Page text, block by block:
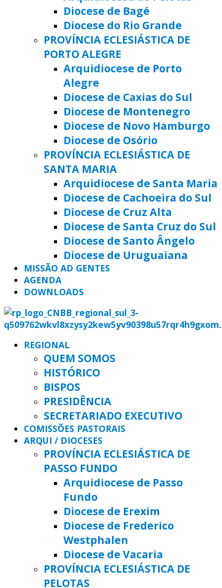
Diocese de Bagé
Diocese do Rio Grande
PROVÍNCIA ECLESIÁSTICA DE
PORTO ALEGRE
Arquidiocese de Porto
Alegre
Diocese de Caxias do Sul
Diocese de Montenegro
Diocese de Novo Hamburgo
Diocese de Osório
PROVÍNCIA ECLESIÁSTICA DE
SANTA MARIA
Arquidiocese de Santa Maria
Diocese de Cachoeira do Sul
Diocese de Cruz Alta
Diocese de Santa Cruz do Sul
Diocese de Santo Ângelo
Diocese de Uruguaiana
MISSÃO AD GENTES
AGENDA
DOWNLOADS
REGIONAL
QUEM SOMOS
HISTÓRICO
BISPOS
PRESIDÊNCIA
SECRETARIADO EXECUTIVO
COMISSÕES PASTORAIS
ARQUI / DIOCESES
PROVÍNCIA ECLESIÁSTICA DE
PASSO FUNDO
Arquidiocese de Passo
Fundo
Diocese de Erexim
Diocese de Frederico
Westphalen
Diocese de Vacaria
PROVÍNCIA ECLESIÁSTICA DE
PELOTAS